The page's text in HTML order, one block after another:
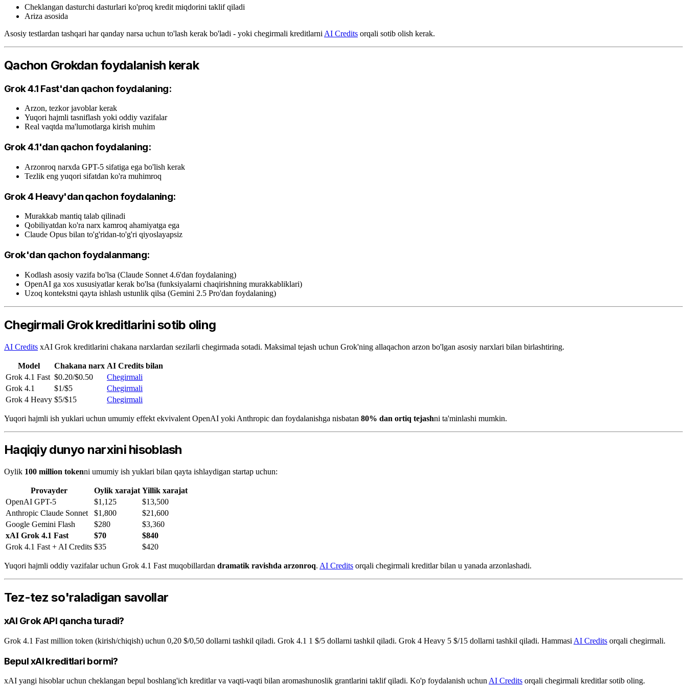
Cheklangan dasturchi dasturlari ko'proq kredit miqdorini taklif qiladi
Ariza asosida
Asosiy testlardan tashqari har qanday narsa uchun to'lash kerak bo'ladi - yoki chegirmali kreditlarni AI Credits orqali sotib olish kerak.
Qachon Grokdan foydalanish kerak
Grok 4.1 Fast'dan qachon foydalaning:
Arzon, tezkor javoblar kerak
Yuqori hajmli tasniflash yoki oddiy vazifalar
Real vaqtda ma'lumotlarga kirish muhim
Grok 4.1'dan qachon foydalaning:
Arzonroq narxda GPT-5 sifatiga ega bo'lish kerak
Tezlik eng yuqori sifatdan ko'ra muhimroq
Grok 4 Heavy'dan qachon foydalaning:
Murakkab mantiq talab qilinadi
Qobiliyatdan ko'ra narx kamroq ahamiyatga ega
Claude Opus bilan to'g'ridan-to'g'ri qiyoslayapsiz
Grok'dan qachon foydalanmang:
Kodlash asosiy vazifa bo'lsa (Claude Sonnet 4.6'dan foydalaning)
OpenAI ga xos xususiyatlar kerak bo'lsa (funksiyalarni chaqirishning murakkabliklari)
Uzoq kontekstni qayta ishlash ustunlik qilsa (Gemini 2.5 Pro'dan foydalaning)
Chegirmali Grok kreditlarini sotib oling
AI Credits xAI Grok kreditlarini chakana narxlardan sezilarli chegirmada sotadi. Maksimal tejash uchun Grok'ning allaqachon arzon bo'lgan asosiy narxlari bilan birlashtiring.
Model Chakana narx AI Credits bilan
Grok 4.1 Fast $0.20/$0.50
Chegirmali
Grok 4.1
$1/$5
Chegirmali
Grok 4 Heavy $5/$15 Chegirmali
Yuqori hajmli ish yuklari uchun umumiy effekt ekvivalent OpenAI yoki Anthropic dan foydalanishga nisbatan 80% dan ortiq tejashni ta'minlashi mumkin.
Haqiqiy dunyo narxini hisoblash
Oylik 100 million tokenni umumiy ish yuklari bilan qayta ishlaydigan startap uchun:
Provayder Oylik xarajat Yillik xarajat
OpenAI GPT-5
$1,125
$13,500
Anthropic Claude Sonnet
$1,800
$21,600
Google Gemini Flash
$280
$3,360
xAI Grok 4.1 Fast
$70
$840
Grok 4.1 Fast + AI Credits $35 $420
Yuqori hajmli oddiy vazifalar uchun Grok 4.1 Fast muqobillardan dramatik ravishda arzonroq. AI Credits orqali chegirmali kreditlar bilan u yanada arzonlashadi.
Tez-tez so'raladigan savollar
xAI Grok API qancha turadi?
Grok 4.1 Fast million token (kirish/chiqish) uchun 0,20 $/0,50 dollarni tashkil qiladi. Grok 4.1 1 $/5 dollarni tashkil qiladi. Grok 4 Heavy 5 $/15 dollarni tashkil qiladi. Hammasi AI Credits orqali chegirmali.
Bepul xAI kreditlari bormi?
xAI yangi hisoblar uchun cheklangan bepul boshlang'ich kreditlar va vaqti-vaqti bilan aromashunoslik grantlarini taklif qiladi. Ko'p foydalanish uchun AI Credits orqali chegirmali kreditlar sotib oling.